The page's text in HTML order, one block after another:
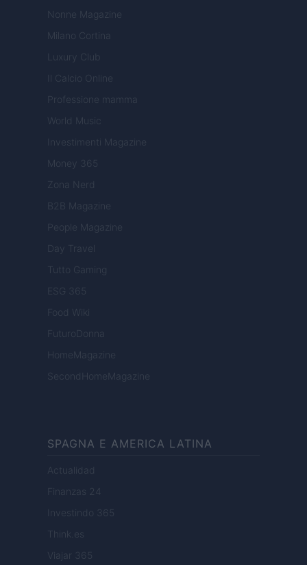
Nonne Magazine
Milano Cortina
Luxury Club
Il Calcio Online
Professione mamma
World Music
Investimenti Magazine
Money 365
Zona Nerd
B2B Magazine
People Magazine
Day Travel
Tutto Gaming
ESG 365
Food Wiki
FuturoDonna
HomeMagazine
SecondHomeMagazine
SPAGNA E AMERICA LATINA
Actualidad
Finanzas 24
Investindo 365
Think.es
Viajar 365